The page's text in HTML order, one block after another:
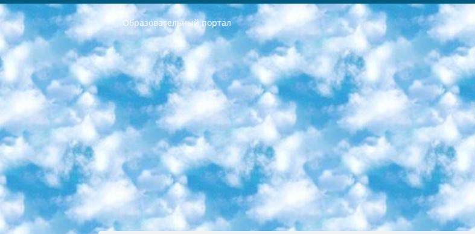
Образовательный портал
РЕСПУБЛИКА УЗБЕКИСТАН МИНИСТРЕРСТВО ДОШКОЛЬНОГО И ШКОЛЬНОГО ОБРАЗОВАНИЯ КОМАНДА в общеобразовательных учреждениях в 2023-2024 учебном году организация и проведение итоговой государственной аттестации обучающихся о Министра дошкольного и школьного образования Республики Узбекистан от 4 марта 2008 года (постановлением Минюста от 20 марта 2008 года № 1778 государственной регистрации) «Итоговое состояние учащихся общего среднего образования на основании положения об утверждении положения об аттестации общего среднего образования выпускной экзамен студентов в образовательных учреждениях в 2023-2024 учебном году В целях организации и прохождения аттестации приказываю: 1. Следующее: перечень предметов, по которым будет проводиться итоговая государственная аттестация и экзамен формы перевода согласно приложению 1; сертификаты международного образца, оценивающие уровень владения иностранными языками перечень согласно приложению 2; 2. Педагогический при специализированных образовательных учреждениях. научно-практический центр квалификации и международной оценки (Д.Давидова) 2024 г. До 25 марта: задания по предметам, по которым будет проводиться итоговая аттестация разработка и утверждение технических условий; итоговая аттестация на основании разработанного предметного задания разработка вопросов по предметам (устно и письменно), экзамен передача; общеобразовательные средние школы и специальные учебные заведения учащиеся выпускных классов школ и интернатов в агентской системе подготовка базы данных экзаменационных материалов и критериев оценки; перевод базы экзаменационных материалов на все языки обучения подать в Республиканский образовательный центр для изготовления; варианты экзаменов на основе разработанных контрольных материалов пусть будут поставлены задачи формирования. 3. Республиканский образовательный центр (Ш.Худайкулов) до 5 апреля 2024 года. до: база данных предоставленных экзаменационных материалов на все языки обучения перевод и экспертиза; для слепых, слабовидящих, глухих, слабослышащих и умственно отсталых детей учащиеся выпускных классов специализированных школ и школ-интернатов база данных экзаменационных материалов на всех преподаваемых языках подготовка критериев оценки; специализированные школы для умственно отсталых детей и технологии для учащихся выпускных классов школ-интернатов разработка соответствующих рекомендаций и критериев проведения ЕГЭ по естествознанию давать задания. 4. Педагогический при специализированных образовательных учреждениях. Научно-практический центр навыков и международной оценки (Д.Давидова), Республика образовательный центр (Худайкулов Ш.) итоговый государственный аттестационный экзамен ориентирован на творческое и логическое мышление при подготовке базы материалов учитывать введение заданий. 5. Следует отметить, что: сертификат государственного образца о знании общеобразовательного предмета и как минимум национальный уровень B1 по предметам на иностранных языках, указанным в Приложении 2. или международно признанный сертификат эквивалентного уровня студенты, изучающие определенный предмет, освобождаются от экзамена; по соответствующим предметам запланирована итоговая государственная аттестация за день до дня, путем жеребьевки Рабочей группой (в письменной форме по предметам, проводимым в форме) из числа сформированных вариантов выбрано 2 варианта; 2 выбранных варианта экзамена анонсированы на официальном сайте министерства и все выпускники по всей стране на основе этих вариантов проводит итоговую государственную аттестацию. 6. Государственное образование учащихся средних общеобразовательных учреждений. знания в соответствии с квалификационными требованиями, которые необходимо приобрести на основании стандартов итоговый (выпускной) контроль для 9 и 11 классов в целях тестирования Экзамены (далее – экзамены) состоят из предметов, перечисленных в приложении 1. будет сделано. 7. Экзамены пройдут с 26 мая по 15 июня 2024 г. (кроме науки физического воспитания). 8. Физическая для учащихся 9 классов общесредних образовательных учреждений. Экзамены по предмету «Образование, квалификация медицина» 1-6 мая 2024 года. сотрудники перевести под присмотр (с отклонениями в физическом или умственном развитии) специализированная школа для детей, школы-интернаты и со сколиозом школы-интернаты санаторного типа для больных детей исключены). 9. Он был слепым, слабовидящим и имел нарушения опорно-двигательного аппарата. экзамены в специализированных школах и интернатах для детей должны проводиться исходя из требований, предъявляемых к общеобразовательным учреждениям (физкультура кроме науки). 10. Специализированная школа для глухих и слабослышащих детей. и экзамены в интернатах и быть реализован в виде письменного теста по математике. 11. Специальность для умственно отсталых детей. Для 9 класса Родной язык и литературное письмо Государственный язык (язык обучения – узбекский). для неклассов) написано Математическое письмо Письменная/устная история Узбекистана Физическое воспитание практично Итоговый контроль Для 11 класса Написание родного языка и литературы (эссе) Математическое письмо Узбекский язык (обучение на узбекском языке) не посещающее общее среднее образование для учреждений)/Образовательное учреждение выбор письменный и устный Иностранный язык письменный/устный Письменная/устная история Узбекистана *По выбору студента:  Химия  Физика  Основы государственного права  География 10 бесплатных образовательных ресурсов - Мы составили подборку онлайн-проектов с интерактивными упражнениями, видеолекциями и статьями. Они помогут вам обрести новые и освежить старые знания бесплатно. 1. «ИНТУИТ» Старейшая образовательная площадка Рунета. Здесь вы найдёте сотни текстовых и видеокурсов на десятки различных тем — от программирования до психологии. Многие курсы подготовлены российскими университетами и крупными международными компаниями вроде Intel и Microsoft. Самостоятельное обучение бесплатное, но желающие могут оплатить услуги персональных наставников. 2. «Смартия» знакомит с актуальными